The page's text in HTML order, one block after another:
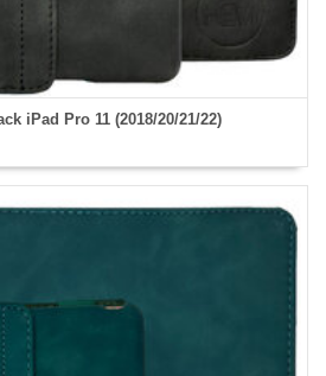
iPad Pro 11 (2018/20/21/22)